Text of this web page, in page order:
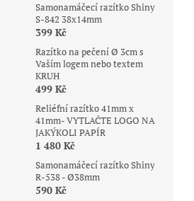
Samonamáčecí razítko Shiny
S-842 38x14mm
399 Kč
Razítko na pečení Ø 3cm s
Vaším logem nebo textem
KRUH
499 Kč
Reliéfní razítko 41mm x
41mm- VYTLAČTE LOGO NA
JAKÝKOLI PAPÍR
1 480 Kč
Samonamáčecí razítko Shiny
R-538 - Ø38mm
590 Kč